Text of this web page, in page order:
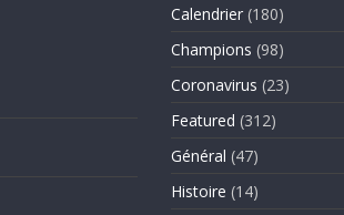
Calendrier (180)
Champions (98)
Coronavirus (23)
Featured (312)
Général (47)
Histoire (14)